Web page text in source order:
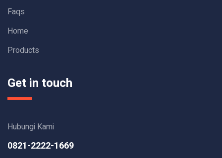
Faqs
Home
Products
Get in touch
Hubungi Kami
0821-2222-1669